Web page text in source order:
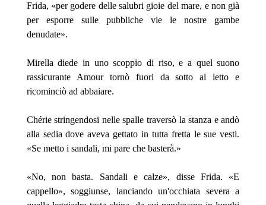
Frida, «per godere delle salubri gioie del mare, e non già
per esporre sulle pubbliche vie le nostre gambe
denudate».
Mirella diede in uno scoppio di riso, e a quel suono
rassicurante Amour tornò fuori da sotto al letto e
ricominciò ad abbaiare.
Chérie stringendosi nelle spalle traversò la stanza e andò
alla sedia dove aveva gettato in tutta fretta le sue vesti.
«Se metto i sandali, mi pare che basterà.»
«No, non basta. Sandali e calze», disse Frida. «E
cappello», soggiunse, lanciando un'occhiata severa a